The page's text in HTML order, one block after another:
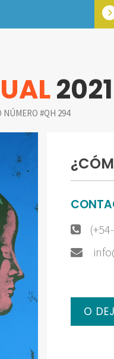
2021
NÚMERO #QH 294
O